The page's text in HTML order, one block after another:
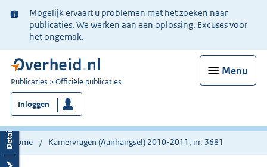
Ter
informatie:
Mogelijk ervaart u problemen met het zoeken naar
publicaties. We werken aan een oplossing. Excuses voor
het ongemak.
Menu
U
bent
nu
hier:
Publicaties Officiële publicaties
Inloggen
Home Kamervragen (Aanhangsel) 2010-2011, nr. 3681